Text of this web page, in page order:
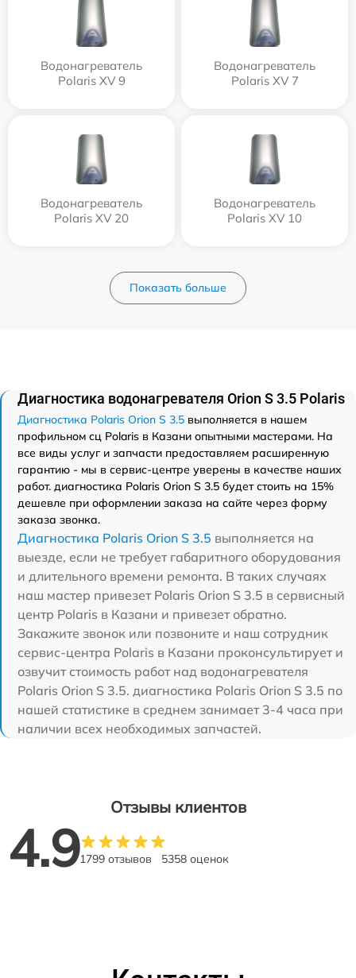
Водонагреватель
Polaris XV 9
Водонагреватель
Polaris XV 7
Водонагреватель
Polaris XV 20
Водонагреватель
Polaris XV 10
Показать больше
Диагностика водонагревателя Orion S 3.5 Polaris
Диагностика Polaris Orion S 3.5 выполняется в нашем
профильном сц Polaris в Казани опытными мастерами. На
все виды услуг и запчасти предоставляем расширенную
гарантию - мы в сервис-центре уверены в качестве наших
работ. диагностика Polaris Orion S 3.5 будет стоить на 15%
дешевле при оформлении заказа на сайте через форму
заказа звонка.
Диагностика Polaris Orion S 3.5 выполняется на
выезде, если не требует габаритного оборудования
и длительного времени ремонта. В таких случаях
наш мастер привезет Polaris Orion S 3.5 в сервисный
центр Polaris в Казани и привезет обратно.
Закажите звонок или позвоните и наш сотрудник
сервис-центра Polaris в Казани проконсультирует и
озвучит стоимость работ над водонагревателя
Polaris Orion S 3.5. диагностика Polaris Orion S 3.5 по
нашей статистике в среднем занимает 3-4 часа при
наличии всех необходимых запчастей.
Отзывы клиентов
4.91799 отзывов 5358 оценок